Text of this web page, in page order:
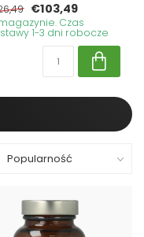
€103,49
Czas
1-3 dni robocze